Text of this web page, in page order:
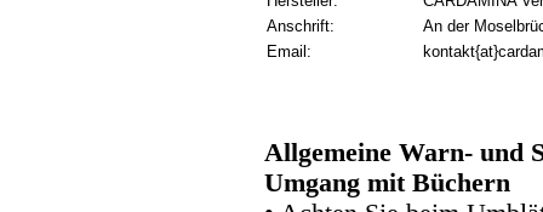
Anschrift:
An der
Email:
Allgemeine Warn- und
Umgang mit Büchern